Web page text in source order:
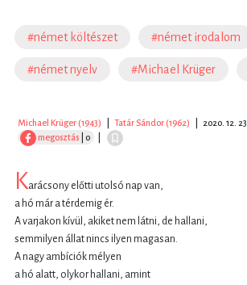
#német költészet #német irodalom
#német nyelv #Michael Krüger
Michael Krüger (1943) Tatár Sándor (1962) 2020. 12. 23.
megosztás | 0
Karácsony előtti utolsó nap van,
a hó már a térdemig ér.
A varjakon kívül, akiket nem látni, de hallani,
semmilyen állat nincs ilyen magasan.
A nagy ambíciók mélyen
a hó alatt, olykor hallani, amint